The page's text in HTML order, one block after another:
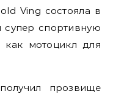
Ving состояла в
супер спортивную
как мотоцикл для
прозвище